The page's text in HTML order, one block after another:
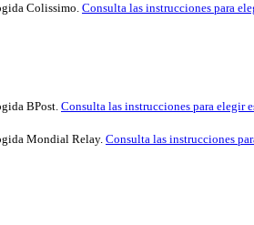
Colissimo. Consulta las instrucciones para
BPost. Consulta las instrucciones para elegir
Mondial Relay. Consulta las instrucciones